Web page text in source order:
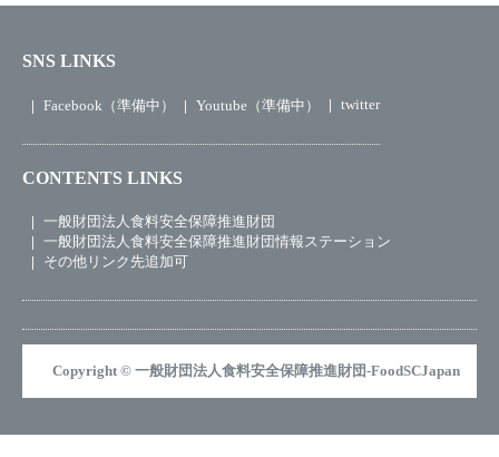
SNS LINKS
Facebook（準備中） Youtube（準備中） twitter
CONTENTS LINKS
一般財団法人食料安全保障推進財団
一般財団法人食料安全保障推進財団情報ステーション
その他リンク先追加可
Copyright © 一般財団法人食料安全保障推進財団-FoodSCJapan